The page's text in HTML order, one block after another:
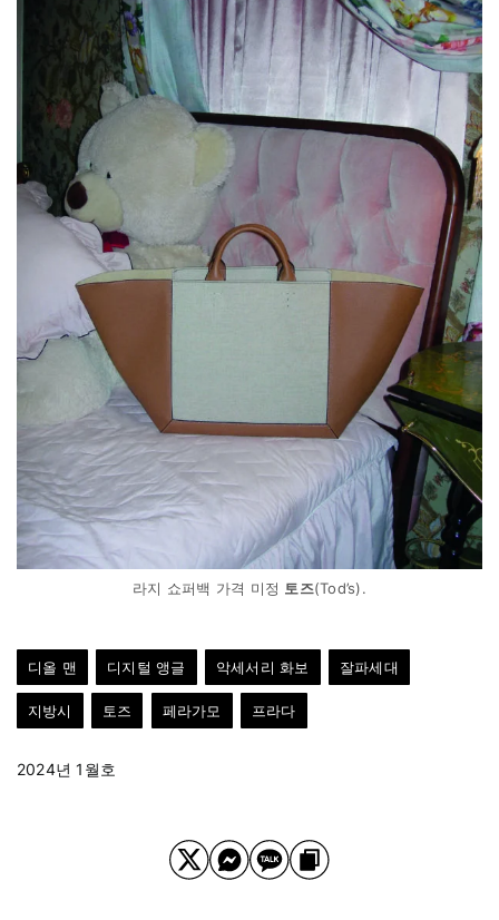
라지 쇼퍼백 가격 미정 토즈(Tod’s).
디올 맨 디지털 앵글 악세서리 화보 잘파세대
지방시 토즈 페라가모 프라다
2024년 1월호